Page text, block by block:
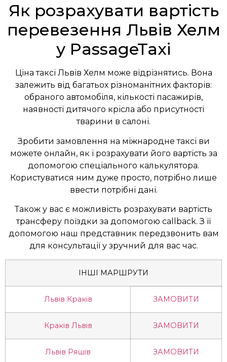
Як розрахувати вартість
перевезення Львів Хелм
у PassageTaxi
Ціна таксі Львів Хелм може відрізнятись. Вона
залежить від багатьох різноманітних факторів:
обраного автомобіля, кількості пасажирів,
наявності дитячого крісла або присутності
тварини в салоні.
Зробити замовлення на міжнародне таксі ви
можете онлайн, як і розрахувати його вартість за
допомогою спеціального калькулятора.
Користуватися ним дуже просто, потрібно лише
ввести потрібні дані.
Також у вас є можливість розрахувати вартість
трансферу поїздки за допомогою callback. З її
допомогою наш представник передзвонить вам
для консультації у зручний для вас час.
ІНШІ МАРШРУТИ
Львів Краків ЗАМОВИТИ
Краків Львів ЗАМОВИТИ
Львів Ряшів ЗАМОВИТИ